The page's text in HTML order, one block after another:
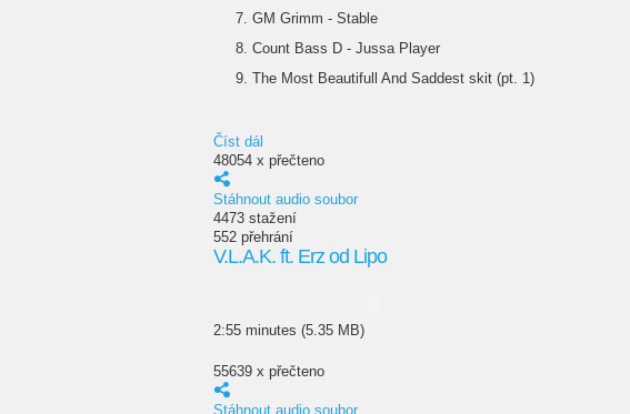
GM Grimm - Stable
Count Bass D - Jussa Player
The Most Beautifull And Saddest skit (pt. 1)
Číst dál
48054 x přečteno
Stáhnout audio soubor
4473 stažení
552 přehrání
V.L.A.K. ft. Erz od Lipo
2:55 minutes (5.35 MB)
55639 x přečteno
Stáhnout audio soubor